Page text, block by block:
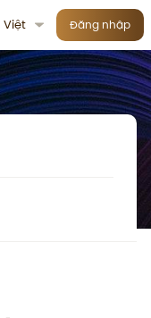
Việt Đăng nhập